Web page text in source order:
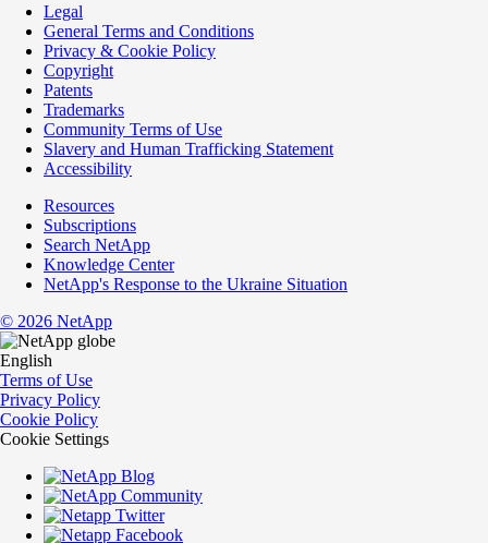
Legal
General Terms and Conditions
Privacy & Cookie Policy
Copyright
Patents
Trademarks
Community Terms of Use
Slavery and Human Trafficking Statement
Accessibility
Resources
Subscriptions
Search NetApp
Knowledge Center
NetApp's Response to the Ukraine Situation
© 2026 NetApp
English
Terms of Use
Privacy Policy
Cookie Policy
Cookie Settings